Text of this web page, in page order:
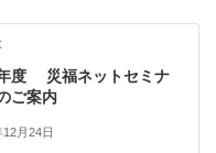
度 災福ネットセミナ
ご案内
月24日